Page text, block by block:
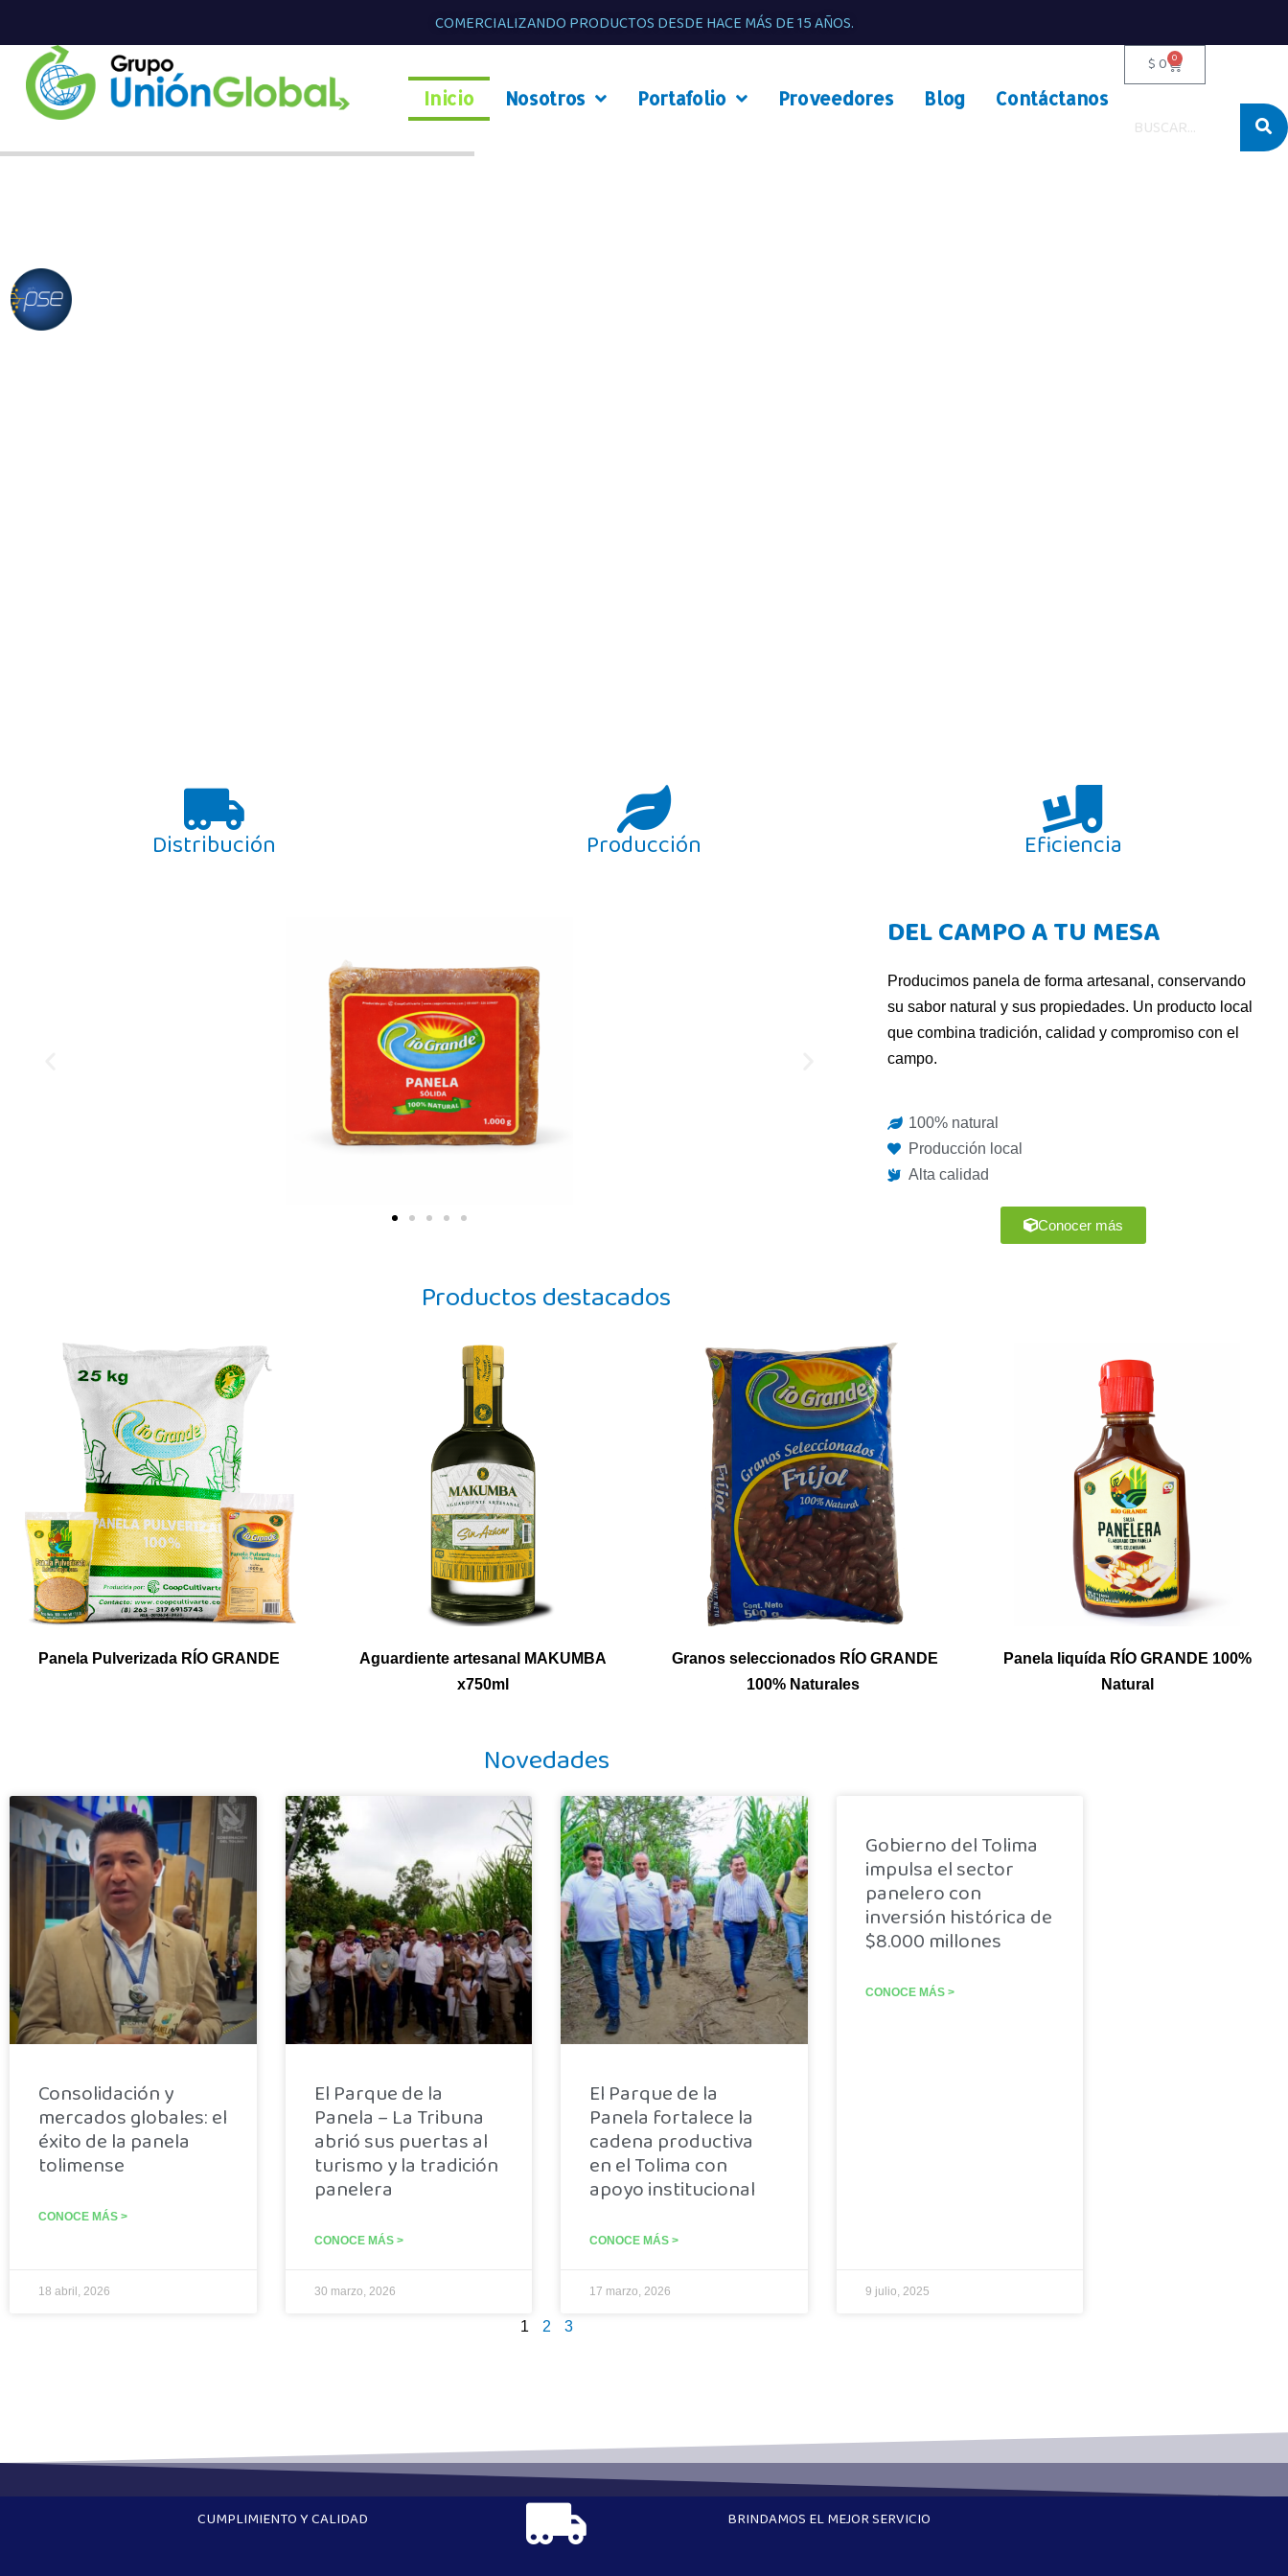
COMERCIALIZANDO PRODUCTOS DESDE HACE MÁS DE 15 AÑOS.
Inicio Nosotros Portafolio Proveedores Blog Contáctanos
$0 0
Distribución Producción Eficiencia
DEL CAMPO A TU MESA
Producimos panela de forma artesanal, conservando
su sabor natural y sus propiedades. Un producto local
que combina tradición, calidad y compromiso con el
campo.
100% natural
Producción local
Alta calidad
Conocer más
Productos destacados
Panela Pulverizada RÍO GRANDE
Aguardiente artesanal MAKUMBA
x750ml
Granos seleccionados RÍO GRANDE
100% Naturales
Panela liquída RÍO GRANDE 100%
Natural
Novedades
Consolidación y
mercados globales: el
éxito de la panela
tolimense
CONOCE MÁS >
18 abril, 2026
El Parque de la
Panela – La Tribuna
abrió sus puertas al
turismo y la tradición
panelera
CONOCE MÁS >
30 marzo, 2026
El Parque de la
Panela fortalece la
cadena productiva
en el Tolima con
apoyo institucional
CONOCE MÁS >
17 marzo, 2026
Gobierno del Tolima
impulsa el sector
panelero con
inversión histórica de
$8.000 millones
CONOCE MÁS >
9 julio, 2025
1 2 3
CUMPLIMIENTO Y CALIDAD BRINDAMOS EL MEJOR SERVICIO